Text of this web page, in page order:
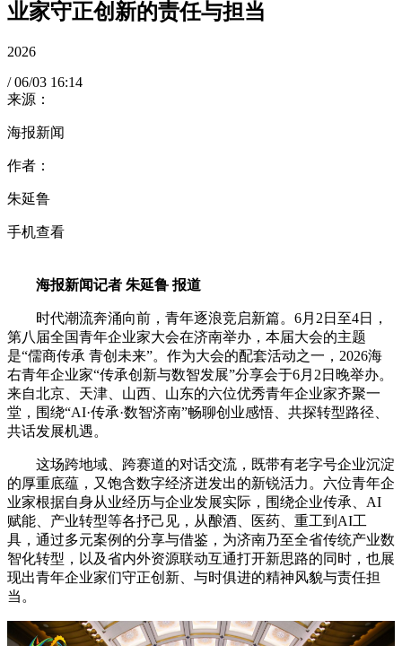
业家守正创新的责任与担当
2026
/ 06/03 16:14
来源：
海报新闻
作者：
朱延鲁
手机查看
海报新闻记者 朱延鲁 报道
时代潮流奔涌向前，青年逐浪竞启新篇。6月2日至4日，
第八届全国青年企业家大会在济南举办，本届大会的主题
是“儒商传承 青创未来”。作为大会的配套活动之一，2026海
右青年企业家“传承创新与数智发展”分享会于6月2日晚举办。
来自北京、天津、山西、山东的六位优秀青年企业家齐聚一
堂，围绕“AI·传承·数智济南”畅聊创业感悟、共探转型路径、
共话发展机遇。
这场跨地域、跨赛道的对话交流，既带有老字号企业沉淀
的厚重底蕴，又饱含数字经济迸发出的新锐活力。六位青年企
业家根据自身从业经历与企业发展实际，围绕企业传承、AI
赋能、产业转型等各抒己见，从酿酒、医药、重工到AI工
具，通过多元案例的分享与借鉴，为济南乃至全省传统产业数
智化转型，以及省内外资源联动互通打开新思路的同时，也展
现出青年企业家们守正创新、与时俱进的精神风貌与责任担
当。